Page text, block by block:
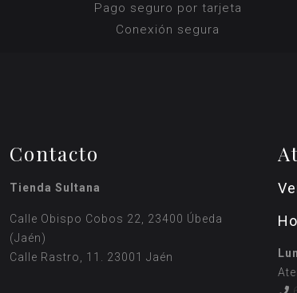
Pago seguro por tarjeta
Conexión segura
Contacto
Tienda Sultana
Calle Obispo Cobos 22, 23400 Úbeda
(Jaén)
Calle Rastro, 11. 23001 Jaén